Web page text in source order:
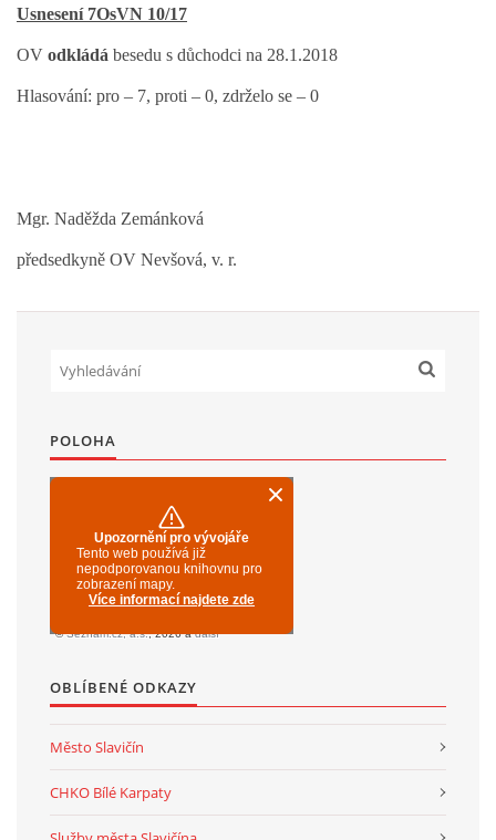
Usnesení 7OsVN 10/17
OV odkládá besedu s důchodci na 28.1.2018
Hlasování: pro – 7, proti – 0, zdrželo se – 0
Mgr. Naděžda Zemánková
předsedkyně OV Nevšová, v. r.
POLOHA
OBLÍBENÉ ODKAZY
Město Slavičín
CHKO Bílé Karpaty